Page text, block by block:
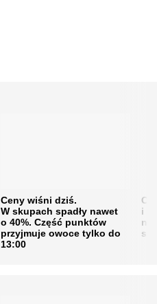
Ceny wiśni dziś.
W skupach spadły nawet
o 40%. Część punktów
przyjmuje owoce tylko do
13:00
i